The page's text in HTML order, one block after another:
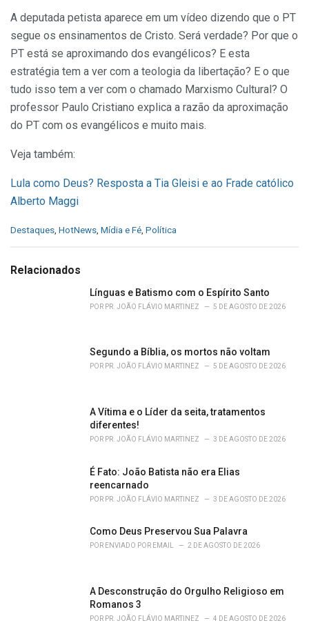
A deputada petista aparece em um vídeo dizendo que o PT
segue os ensinamentos de Cristo. Será verdade? Por que o
PT está se aproximando dos evangélicos? E esta
estratégia tem a ver com a teologia da libertação? E o que
tudo isso tem a ver com o chamado Marxismo Cultural? O
professor Paulo Cristiano explica a razão da aproximação
do PT com os evangélicos e muito mais.
Veja também:
Lula como Deus? Resposta a Tia Gleisi e ao Frade católico
Alberto Maggi
C
e
Destaques, HotNews, Mídia e Fé, Política
Relacionados
Línguas e Batismo com o Espírito Santo
POR PR. JOÃO FLÁVIO MARTINEZ 5 DE AGOSTO DE 2026
Segundo a Bíblia, os mortos não voltam
POR PR. JOÃO FLÁVIO MARTINEZ 5 DE AGOSTO DE 2026
A Vítima e o Líder da seita, tratamentos
diferentes!
POR PR. JOÃO FLÁVIO MARTINEZ 3 DE AGOSTO DE 2026
É Fato: João Batista não era Elias
reencarnado
POR PR. JOÃO FLÁVIO MARTINEZ 3 DE AGOSTO DE 2026
Como Deus Preservou Sua Palavra
POR ENVIADO POR EMAIL 2 DE AGOSTO DE 2026
A Desconstrução do Orgulho Religioso em
Romanos 3
POR PR. JOÃO FLÁVIO MARTINEZ 4 DE AGOSTO DE 2026